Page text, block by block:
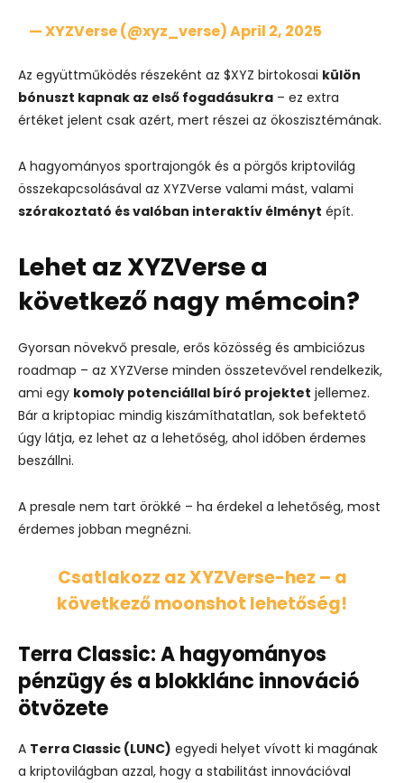
— XYZVerse (@xyz_verse)April 2, 2025
Az együttműködés részeként az $XYZ birtokosai külön
bónuszt kapnak az első fogadásukra – ez extra
értéket jelent csak azért, mert részei az ökoszisztémának.
A hagyományos sportrajongók és a pörgős kriptovilág
összekapcsolásával az XYZVerse valami mást, valami
szórakoztató és valóban interaktív élményt épít.
Lehet az XYZVerse a
következő nagy mémcoin?
Gyorsan növekvő presale, erős közösség és ambiciózus
roadmap – az XYZVerse minden összetevővel rendelkezik,
ami egy komoly potenciállal bíró projektet jellemez.
Bár a kriptopiac mindig kiszámíthatatlan, sok befektető
úgy látja, ez lehet az a lehetőség, ahol időben érdemes
beszállni.
A presale nem tart örökké – ha érdekel a lehetőség, most
érdemes jobban megnézni.
Csatlakozz az XYZVerse-hez – a
következő moonshot lehetőség!
Terra Classic: A hagyományos
pénzügy és a blokklánc innováció
ötvözete
A Terra Classic (LUNC) egyedi helyet vívott ki magának
a kriptovilágban azzal, hogy a stabilitást innovációval